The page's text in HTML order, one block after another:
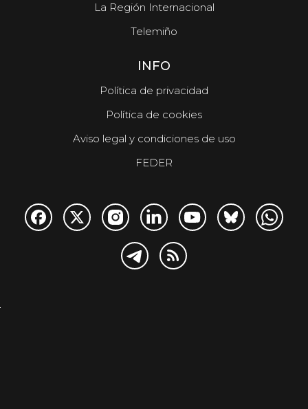
La Región Internacional
Telemiño
INFO
Política de privacidad
Política de cookies
Aviso legal y condiciones de uso
FEDER